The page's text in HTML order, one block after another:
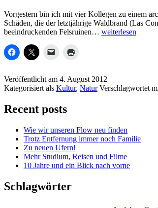
Vorgestern bin ich mit vier Kollegen zu einem
Schäden, die der letztjährige Waldbrand (Las
beeindruckenden Felsruinen… Fünf
weiterlesen
Veröffentlicht am 4. August 2012
Kategorisiert als Kultur, Natur Verschlagwortet
Recent posts
Wie wir unseren Flow neu finden
Trotz Entfernung immer noch Familie
Zu neuen Ufern!
Mehr Studium, Reisen und Filme
10 Jahre und ein Blick nach vorne
Schlagwörter